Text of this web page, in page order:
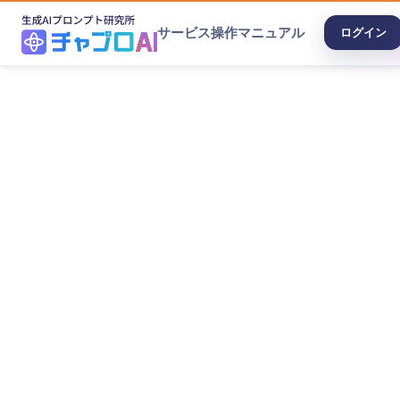
サービス操作マニュアル ログイン